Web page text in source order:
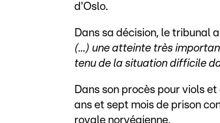
d'Oslo.
Dans sa décision, le tribunal
(...) une atteinte très
tenu de la situation difficile
Dans son procès pour viols
ans et sept mois de prison
royale norvégienne.